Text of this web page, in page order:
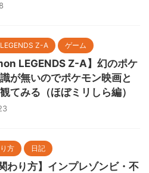
Z-A ゲーム
LEGENDS Z-A】幻のポケ
が無いのでポケモン映画と
てみる（ほぼミリしら編）
方 日記
わり方】インプレゾンビ・不